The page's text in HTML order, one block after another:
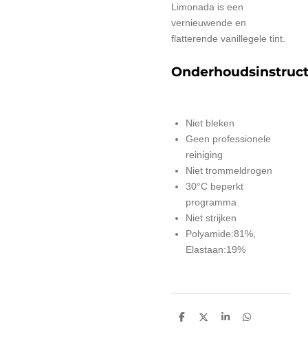
Limonada is een
vernieuwende en
flatterende vanillegele tint.
Niet bleken
Geen professionele
reiniging
Niet trommeldrogen
30°C beperkt
programma
Niet strijken
Polyamide:81%,
Elastaan:19%
D
D
S
D